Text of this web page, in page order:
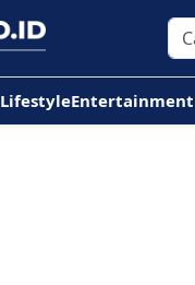
LifestyleEntertainment